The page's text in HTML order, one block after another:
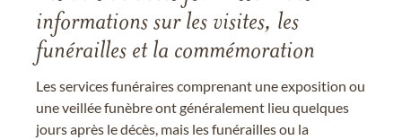
informations sur les visites, les
funérailles et la commémoration
Les services funéraires comprenant une exposition ou
une veillée funèbre ont généralement lieu quelques
jours après le décès, mais les funérailles ou la